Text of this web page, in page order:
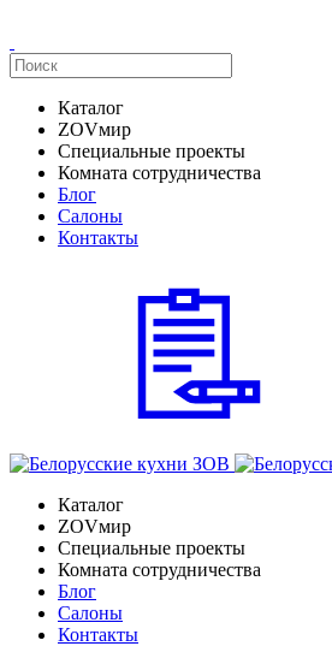
Каталог
ZOVмир
Специальные проекты
Комната сотрудничества
Блог
Салоны
Контакты
Каталог
ZOVмир
Специальные проекты
Комната сотрудничества
Блог
Салоны
Контакты